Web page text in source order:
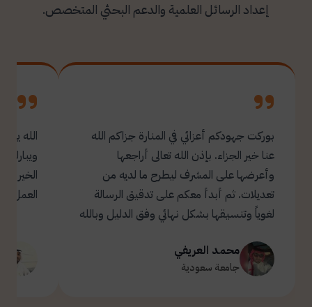
إعداد الرسائل العلمية والدعم البحثي المتخصص.
بوركت جهودكم أعزائي في المنارة جزاكم الله
عنا خير الجزاء. بإذن الله تعالى أراجعها
وأعرضها على المشرف ليطرح ما لديه من
تعديلات. ثم أبدأ معكم على تدقيق الرسالة
لغوياً وتنسيقها بشكل نهائي وفق الدليل وبالله
محمد العريفي
جامعة سعودية
الله
العمل.